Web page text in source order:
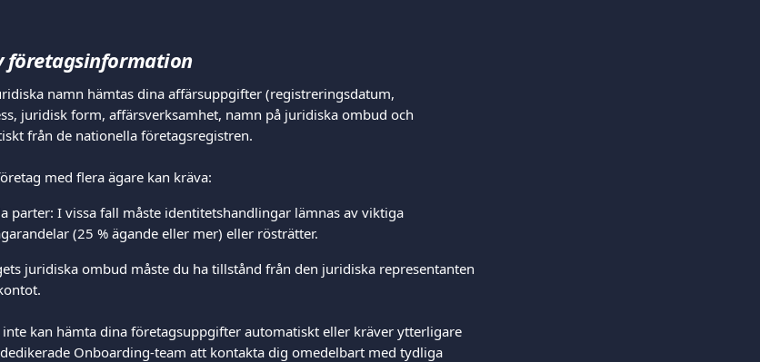
företagsinformation
namn hämtas dina affärsuppgifter (registreringsdatum,
juridisk form, affärsverksamhet, namn på juridiska ombud och
från de nationella företagsregistren.
med flera ägare kan kräva:
parter: I vissa fall måste identitetshandlingar lämnas av viktiga
(25 % ägande eller mer) eller rösträtter.
juridiska ombud måste du ha tillstånd från den juridiska representanten
kan hämta dina företagsuppgifter automatiskt eller kräver ytterligare
Onboarding-team att kontakta dig omedelbart med tydliga